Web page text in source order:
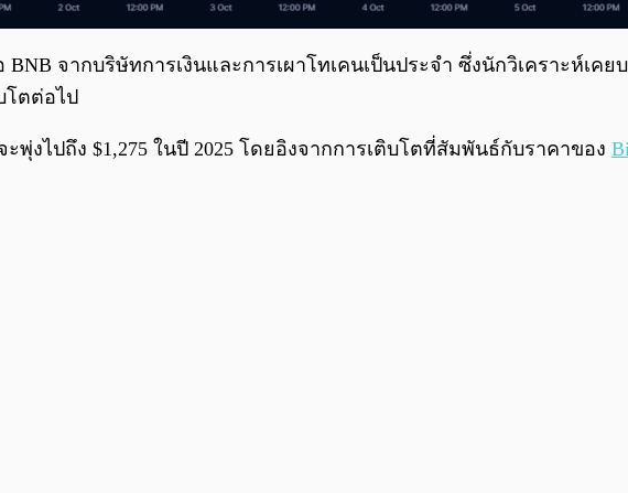
จากบริษัทการเงินและการเผาโทเคนเป็นประจำ ซึ่งนักวิเคราะห์เ
โตต่อไป
ะพุ่งไปถึง $1,275 ในปี 2025 โดยอิงจากการเติบโตที่สัมพันธ์กับราคาของ